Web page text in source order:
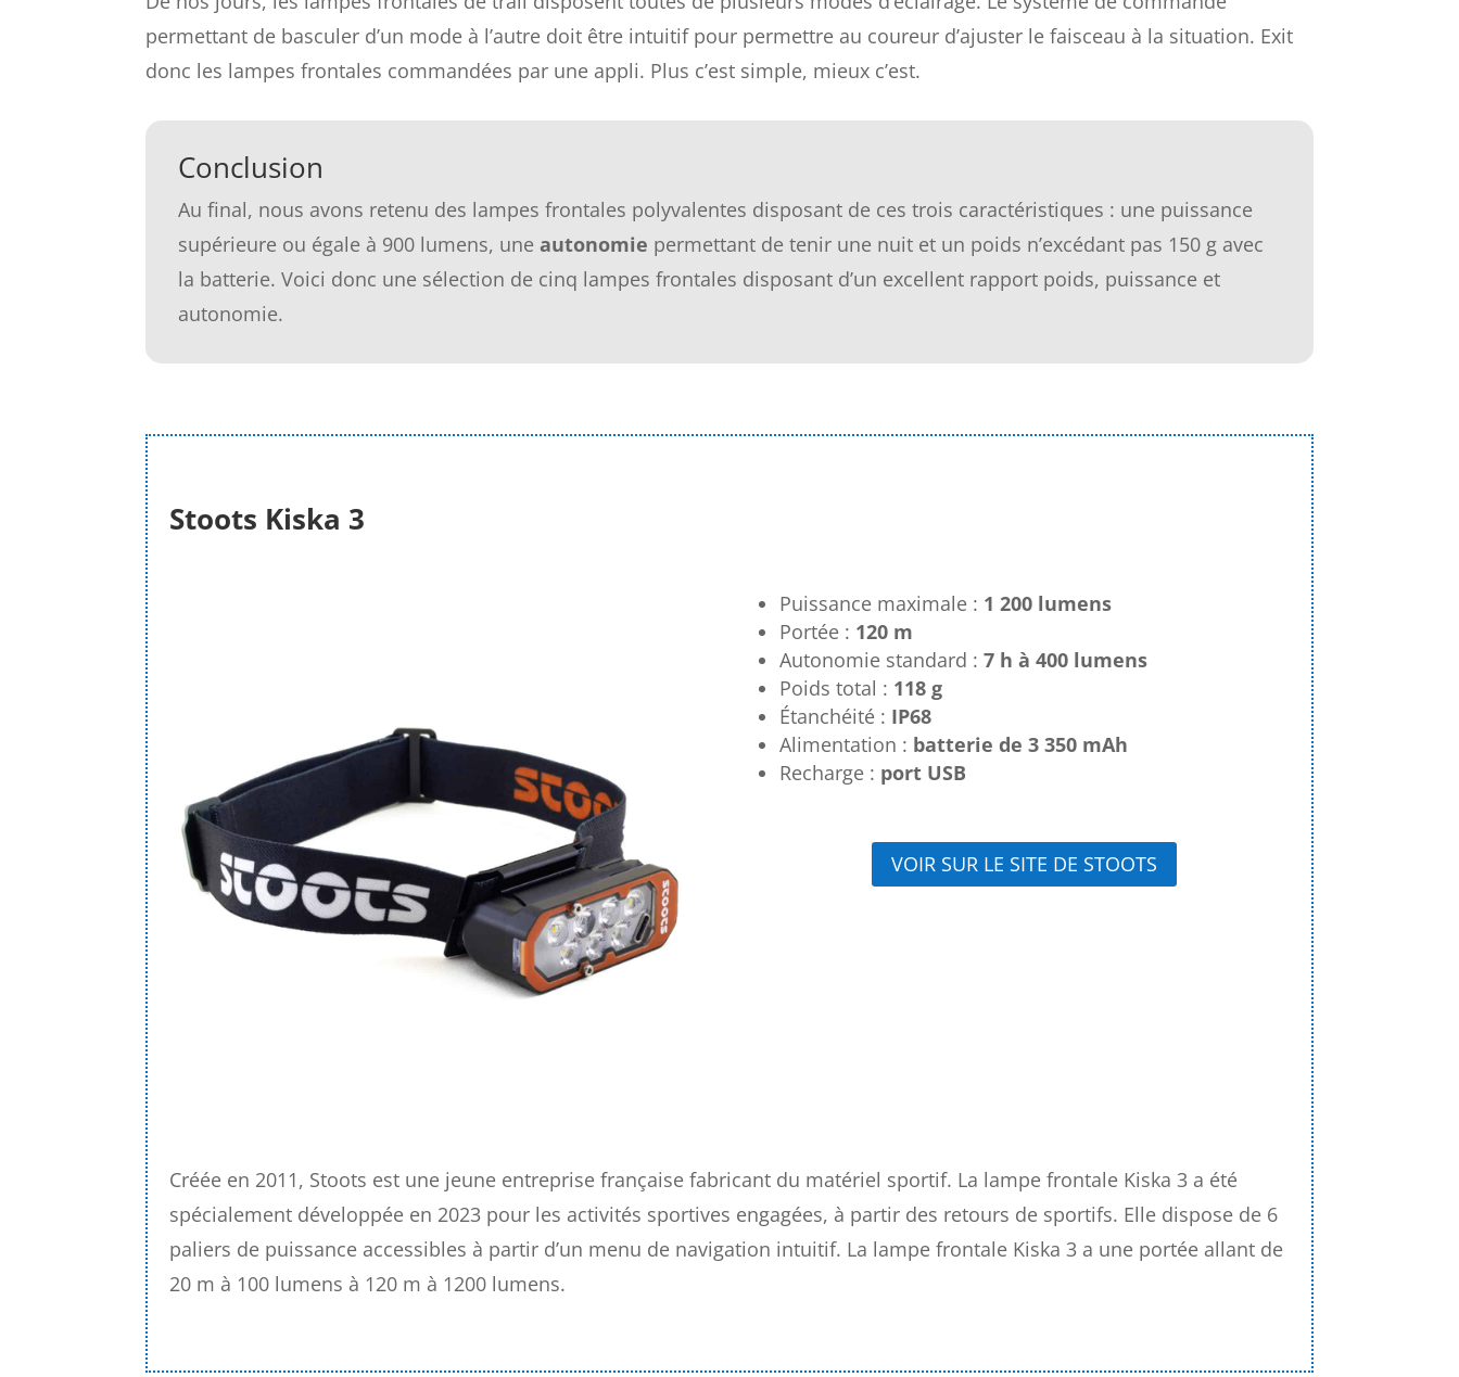
permettant de basculer d’un mode à l’autre doit être intuitif pour permettre au coureur d’ajuster le faisceau à la situation. Exit
donc les lampes frontales commandées par une appli. Plus c’est simple, mieux c’est.
Conclusion
Au final, nous avons retenu des lampes frontales polyvalentes disposant de ces trois caractéristiques : une puissance
supérieure ou égale à 900 lumens, uneautonomie permettant de tenir une nuit et un poids n’excédant pas 150 g avec
la batterie. Voici donc une sélection de cinq lampes frontales disposant d’un excellent rapport poids, puissance et
autonomie.
Stoots Kiska 3
Puissance maximale : 1 200 lumens
Portée : 120 m
Autonomie standard : 7 h à 400 lumens
Poids total : 118 g
Étanchéité : IP68
Alimentation : batterie de 3 350 mAh
Recharge : port USB
VOIR SUR LE SITE DE STOOTS
Créée en 2011, Stoots est une jeune entreprise française fabricant du matériel sportif. La lampe frontale Kiska 3 a été
spécialement développée en 2023 pour les activités sportives engagées, à partir des retours de sportifs. Elle dispose de 6
paliers de puissance accessibles à partir d’un menu de navigation intuitif. La lampe frontale Kiska 3 a une portée allant de
20 m à 100 lumens à 120 m à 1200 lumens.